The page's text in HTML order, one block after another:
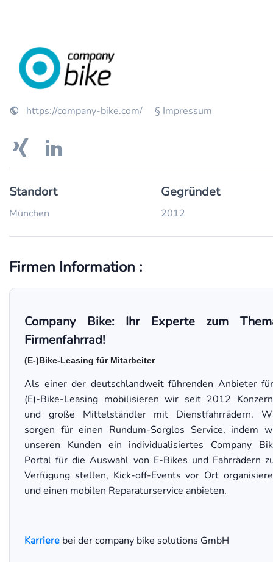
https://company-bike.com/ § Impressum
Standort
München
Gegründet
2012
Firmen Information :
Company Bike: Ihr Experte zum
Firmenfahrrad!
(E-)Bike-Leasing für Mitarbeiter
Als einer der deutschlandweit führenden Anbieter
(E)-Bike-Leasing mobilisieren wir seit 2012
und große Mittelständler mit Dienstfahrrädern.
sorgen für einen Rundum-Sorglos Service, indem
unseren Kunden ein individualisiertes Company
Portal für die Auswahl von E-Bikes und Fahrrädern
Verfügung stellen, Kick-off-Events vor Ort
und einen mobilen Reparaturservice anbieten.
Karriere bei der company bike solutions GmbH